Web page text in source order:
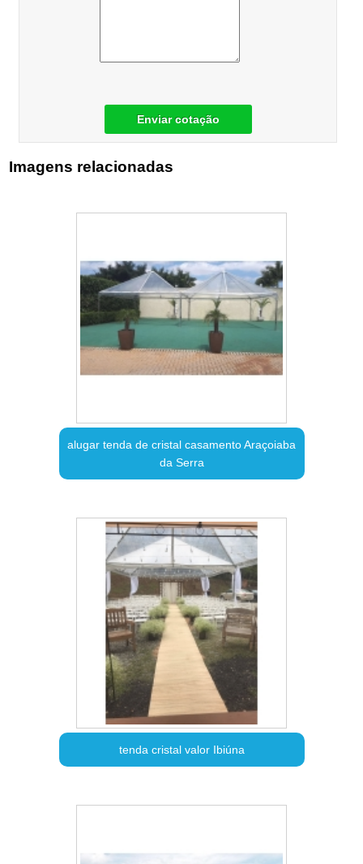
Enviar cotação
Imagens relacionadas
alugar tenda de cristal casamento Araçoiaba
da Serra
tenda cristal valor Ibiúna